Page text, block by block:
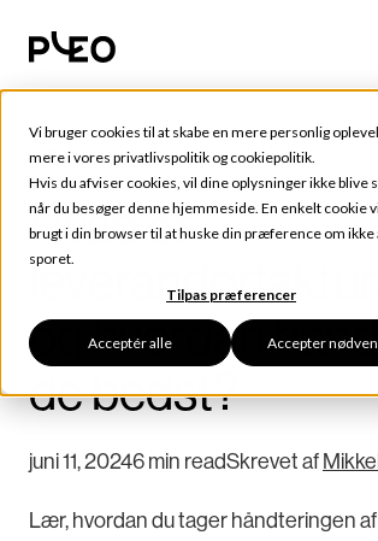
Vi bruger cookies til at skabe en mere personlig
mere i vores privatlivspolitik og cookiepolitik.
Hvis du afviser cookies, vil dine oplysninger ikke blive
når du besøger denne hjemmeside. En enkelt cookie
brugt i din browser til at huske din præference om ikke
sporet.
Tilpas præferencer
Acceptér alle Accepter
Tips og tricks
Hvad er
og hvordan
de bedst?
juni 11, 20246 min readSkrevet af
Lær, hvordan du tager håndteringen